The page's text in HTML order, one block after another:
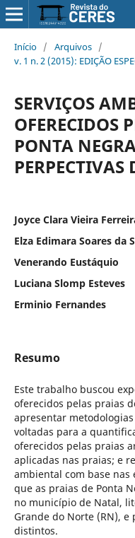
Início / Arquivos /
v. 1 n. 2 (2015): EDIÇÃO
SERVIÇOS
OFERECIDOS
PONTA
Joyce Clara Vieira
Elza Edimara Soares da
Venerando Eustáquio
Luciana Slomp Esteves
Erminio Fernandes
Resumo
Este trabalho buscou
oferecidos pelas praias
apresentar
voltadas para a
oferecidos pelas praias
aplicadas nas praias; e
ambiental com base
que as praias de Ponta
no município de Natal,
Grande do Norte (RN), e
distintos.